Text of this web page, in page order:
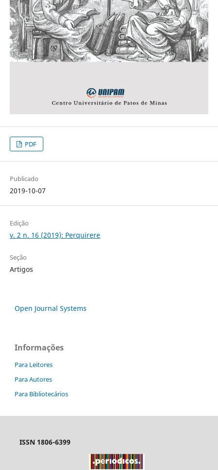
PDF
Publicado
2019-10-07
Edição
v. 2 n. 16 (2019): Perquirere
Seção
Artigos
Open Journal Systems
Informações
Para Leitores
Para Autores
Para Bibliotecários
ISSN 1806-6399